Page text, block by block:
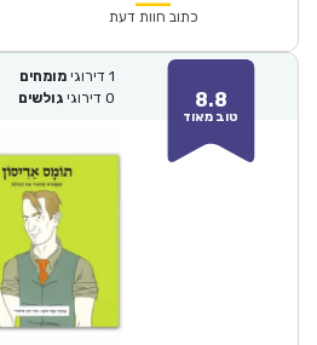
₪67.00.
כתוב חוות דעת
8.8
טוב מאוד
1 דירוגי מומחים
0 דירוגי גולשים